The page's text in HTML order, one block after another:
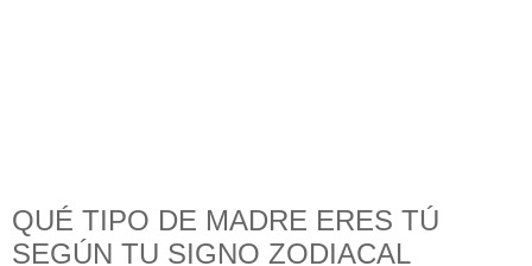
QUÉ TIPO DE MADRE ERES TÚ
SEGÚN TU SIGNO ZODIACAL